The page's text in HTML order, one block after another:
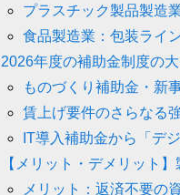
プラスチック製品製造
食品製造業：包装ライ
2026年度の補助金制度の
ものづくり補助金・新
賃上げ要件のさらなる
IT導入補助金から「デ
【メリット・デメリット
メリット：返済不要の